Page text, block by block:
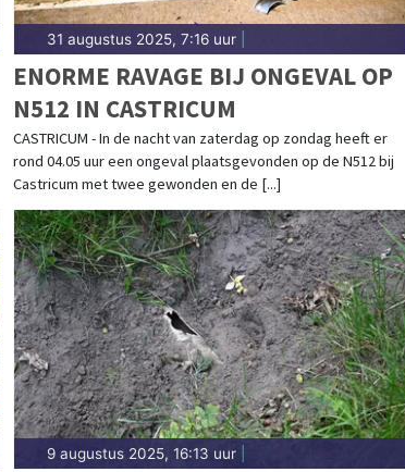
31 augustus 2025, 7:16 uur|
ENORME RAVAGE BIJ ONGEVAL OP
N512 IN CASTRICUM
CASTRICUM - In de nacht van zaterdag op zondag heeft er
rond 04.05 uur een ongeval plaatsgevonden op de N512 bij
Castricum met twee gewonden en de [...]
9 augustus 2025, 16:13 uur|